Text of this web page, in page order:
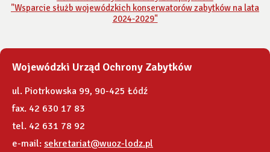
"Wsparcie służb wojewódzkich konserwatorów zabytków na lata
2024-2029"
Wojewódzki Urząd Ochrony Zabytków
ul. Piotrkowska 99, 90-425 Łódź
fax. 42 630 17 83
tel. 42 631 78 92
e-mail: sekretariat@wuoz-lodz.pl